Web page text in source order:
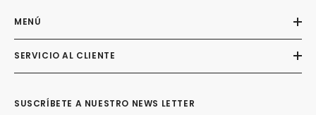
MENÚ
SERVICIO AL CLIENTE
SUSCRÍBETE A NUESTRO NEWS LETTER